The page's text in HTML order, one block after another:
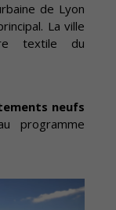
de Lyon
La ville
textile du
neufs
programme